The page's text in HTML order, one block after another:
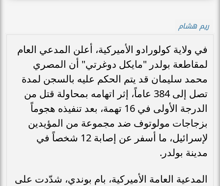
ريم هشام
في ولاية كولورادو الأميركية، أعلن المدعي العام
لمقاطعة بولدر "مايكل دوغرتي" أن المصري
محمد سليمان قد يتم الحكم عليه بالسجن لمدة
تصل إلى 384 عاماً، إثر اتهامه بمحاولة قتل من
الدرجة الأولى في 16 تهمة، بعد تنفيذه هجوماً
بزجاجات مولوتوف ضد مجموعة من المؤيدين
لإسرائيل، ما أسفر عن إصابة 12 شخصاً في
مدينة بولدر.
المدعية العامة الأميركية، بام بوندي، شدّدت على